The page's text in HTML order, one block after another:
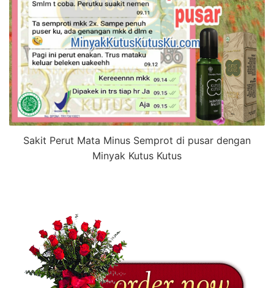
Sakit Perut Mata Minus Semprot di pusar dengan
Minyak Kutus Kutus